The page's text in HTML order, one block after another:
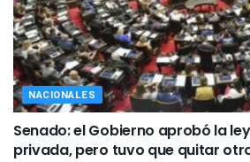
NACIONALES
Senado: el Gobierno aprobó la
privada, pero tuvo que quitar